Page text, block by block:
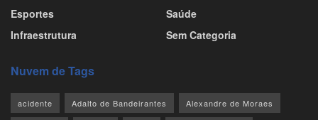
Esportes
Infraestrutura
Saúde
Sem Categoria
Nuvem de Tags
acidente Adalto de Bandeirantes Alexandre de Moraes